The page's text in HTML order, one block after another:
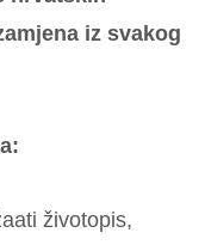
iz svakog
životopis,